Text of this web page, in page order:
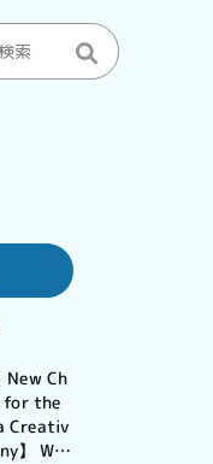
New Ch
for the
Creativ
】 Wir